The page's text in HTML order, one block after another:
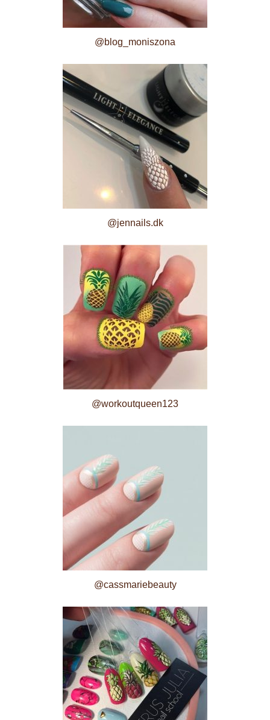
@blog_moniszona
@jennails.dk
@workoutqueen123
@cassmariebeauty